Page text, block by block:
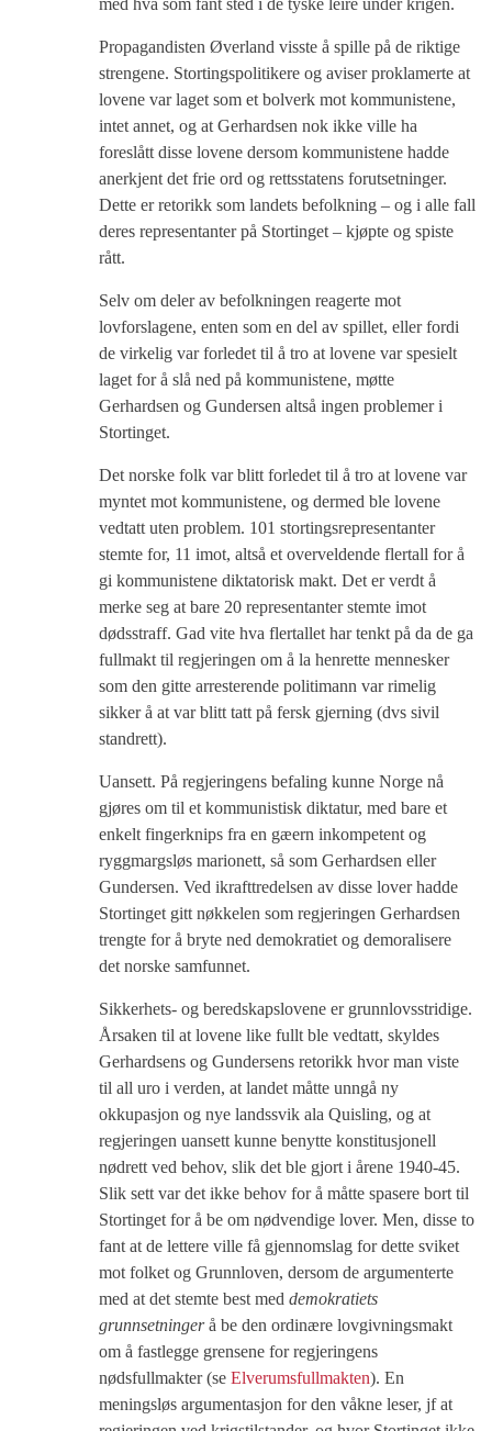
Propagandisten Øverland visste å spille på de riktige
strengene. Stortingspolitikere og aviser proklamerte at
lovene var laget som et bolverk mot kommunistene,
intet annet, og at Gerhardsen nok ikke ville ha
foreslått disse lovene dersom kommunistene hadde
anerkjent det frie ord og rettsstatens forutsetninger.
Dette er retorikk som landets befolkning – og i alle fall
deres representanter på Stortinget – kjøpte og spiste
rått.
Selv om deler av befolkningen reagerte mot
lovforslagene, enten som en del av spillet, eller fordi
de virkelig var forledet til å tro at lovene var spesielt
laget for å slå ned på kommunistene, møtte
Gerhardsen og Gundersen altså ingen problemer i
Stortinget.
Det norske folk var blitt forledet til å tro at lovene var
myntet mot kommunistene, og dermed ble lovene
vedtatt uten problem. 101 stortingsrepresentanter
stemte for, 11 imot, altså et overveldende flertall for å
gi kommunistene diktatorisk makt. Det er verdt å
merke seg at bare 20 representanter stemte imot
dødsstraff. Gad vite hva flertallet har tenkt på da de ga
fullmakt til regjeringen om å la henrette mennesker
som den gitte arresterende politimann var rimelig
sikker å at var blitt tatt på fersk gjerning (dvs sivil
standrett).
Uansett. På regjeringens befaling kunne Norge nå
gjøres om til et kommunistisk diktatur, med bare et
enkelt fingerknips fra en gæern inkompetent og
ryggmargsløs marionett, så som Gerhardsen eller
Gundersen. Ved ikrafttredelsen av disse lover hadde
Stortinget gitt nøkkelen som regjeringen Gerhardsen
trengte for å bryte ned demokratiet og demoralisere
det norske samfunnet.
Sikkerhets- og beredskapslovene er grunnlovsstridige.
Årsaken til at lovene like fullt ble vedtatt, skyldes
Gerhardsens og Gundersens retorikk hvor man viste
til all uro i verden, at landet måtte unngå ny
okkupasjon og nye landssvik ala Quisling, og at
regjeringen uansett kunne benytte konstitusjonell
nødrett ved behov, slik det ble gjort i årene 1940-45.
Slik sett var det ikke behov for å måtte spasere bort til
Stortinget for å be om nødvendige lover. Men, disse to
fant at de lettere ville få gjennomslag for dette sviket
mot folket og Grunnloven, dersom de argumenterte
med at det stemte best med demokratiets
grunnsetningerå be den ordinære lovgivningsmakt
om å fastlegge grensene for regjeringens
nødsfullmakter (se Elverumsfullmakten). En
meningsløs argumentasjon for den våkne leser, jf at